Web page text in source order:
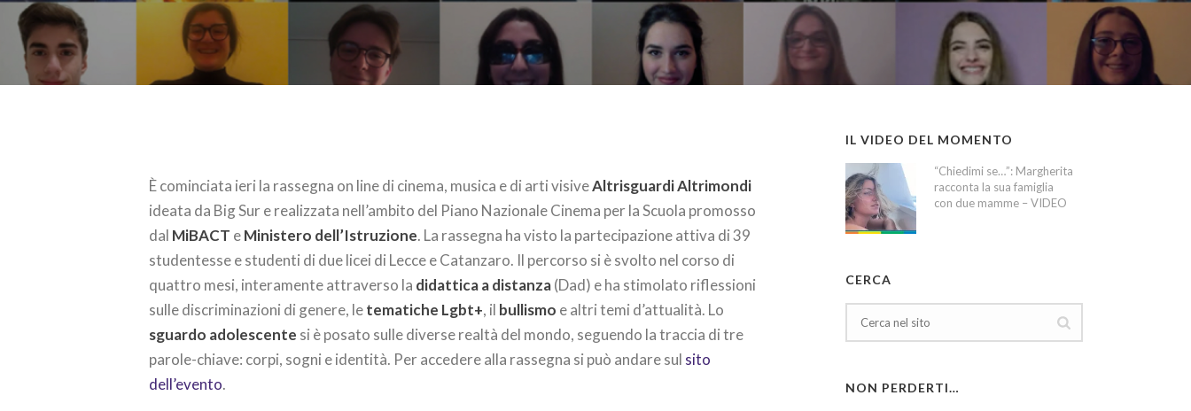
È cominciata ieri la rassegna on line di cinema, musica e di arti visiveAltrisguardi Altrimondi
ideata da Big Sur e realizzata nell’ambito del Piano Nazionale Cinema per la Scuola promosso
dal MiBACT eMinistero dell’Istruzione. La rassegna ha visto la partecipazione attiva di 39
studentesse e studenti di due licei di Lecce e Catanzaro. Il percorso si è svolto nel corso di
quattro mesi, interamente attraverso la didattica a distanza(Dad) e ha stimolato riflessioni
sulle discriminazioni di genere, letematiche Lgbt+, il bullismo e altri temi d’attualità. Lo
sguardo adolescente si è posato sulle diverse realtà del mondo, seguendo la traccia di tre
parole-chiave: corpi, sogni e identità. Per accedere alla rassegna si può andare sul sito
dell’evento.
IL VIDEO DEL MOMENTO
“Chiedimi se…”: Margherita
racconta la sua famiglia
con due mamme – VIDEO
CERCA
NON PERDERTI…